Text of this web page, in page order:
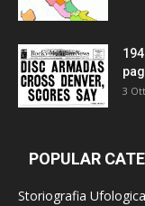
3
POPULAR
Storiografia Ufologica